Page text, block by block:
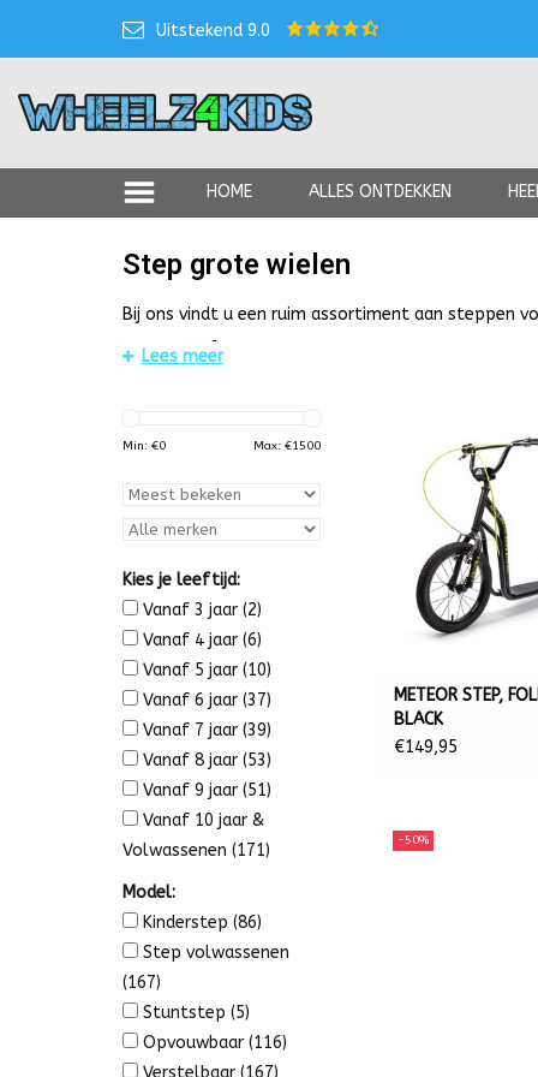
Uitstekend 9.0
HOME ALLES ONTDEKKEN
Step grote wielen
Bij ons vindt u een ruim assortiment aan steppen
Op zoek naar een step met grote
De voordelen van een step met
Volwassenen gebruiken de autoped of step
wielen kiezen, omdat ze meer stabiliteit bieden
voor beweging nodig hebt. Voor volwassenen
Step met grote wielen kopen?
Voor langere afstanden in de stad of om te
grote banden compenseren hobbels op het
*Bestel hier uw step met grote wielen en profiteer
Lees meer
Min: €0 Max: €1500
Kies je leeftijd:
Vanaf 3 jaar (2)
Vanaf 4 jaar (6)
Vanaf 5 jaar (10)
Vanaf 6 jaar (37)
Vanaf 7 jaar (39)
Vanaf 8 jaar (53)
Vanaf 9 jaar (51)
Vanaf 10 jaar &
Volwassenen (171)
Model:
Kinderstep (86)
Step volwassenen
(167)
Stuntstep (5)
Opvouwbaar (116)
Verstelbaar (167)
METEOR STEP,
BLACK
€149,95
-50%